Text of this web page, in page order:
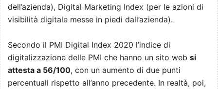
dell’azienda), Digital Marketing Index (per le azioni di
visibilità digitale messe in piedi dall’azienda).
Secondo il PMI Digital Index 2020 l’indice di
digitalizzazione delle PMI che hanno un sito web si
attesta a 56/100, con un aumento di due punti
percentuali rispetto all’anno precedente. In realtà, poi,